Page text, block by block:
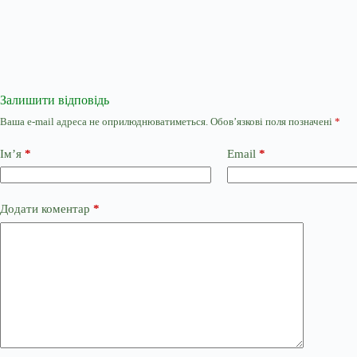
Залишити відповідь
Ваша e-mail адреса не оприлюднюватиметься. Обов’язкові поля позначені *
Ім’я * Email *
Додати коментар *